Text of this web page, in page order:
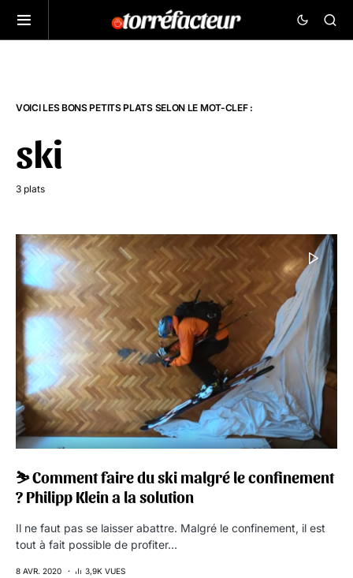
VOICI LES BONS PETITS PLATS SELON LE MOT-CLEF :
ski
3 plats
⛷ Comment faire du ski malgré le confinement
? Philipp Klein a la solution
Il ne faut pas se laisser abattre. Malgré le confinement, il est
tout à fait possible de profiter…
8 AVR. 2020 3,9K VUES